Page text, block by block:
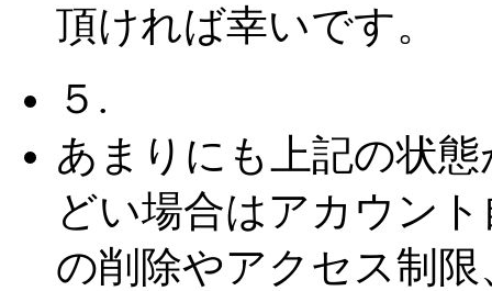
頂ければ幸いです。
５.
あまりにも上記の状態
どい場合はアカウント
の削除やアクセス制限